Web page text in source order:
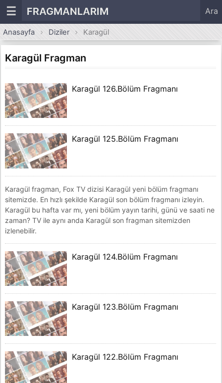
☰ FRAGMANLARIM Ara
Anasayfa Diziler Karagül
Karagül Fragman
Karagül 126.Bölüm Fragmanı
Karagül 125.Bölüm Fragmanı
Karagül fragman, Fox TV dizisi Karagül yeni bölüm fragmanı
sitemizde. En hızlı şekilde Karagül son bölüm fragmanı izleyin.
Karagül bu hafta var mı, yeni bölüm yayın tarihi, günü ve saati ne
zaman? TV ile aynı anda Karagül son fragman sitemizden
izlenebilir.
Karagül 124.Bölüm Fragmanı
Karagül 123.Bölüm Fragmanı
Karagül 122.Bölüm Fragmanı